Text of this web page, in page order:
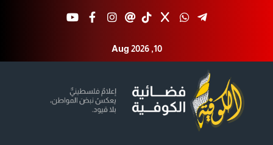
Aug 2026 ,10